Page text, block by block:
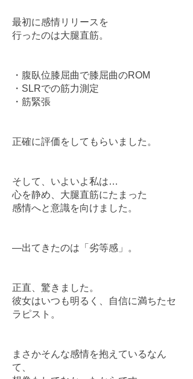
最初に感情リリースを
行ったのは大腿直筋。
・腹臥位膝屈曲で膝屈曲のROM
・SLRでの筋力測定
・筋緊張
正確に評価をしてもらいました。
そして、いよいよ私は…
心を静め、大腿直筋にたまった
感情へと意識を向けました。
―出てきたのは「劣等感」。
正直、驚きました。
彼女はいつも明るく、自信に満ちたセ
ラピスト。
まさかそんな感情を抱えているなん
て、